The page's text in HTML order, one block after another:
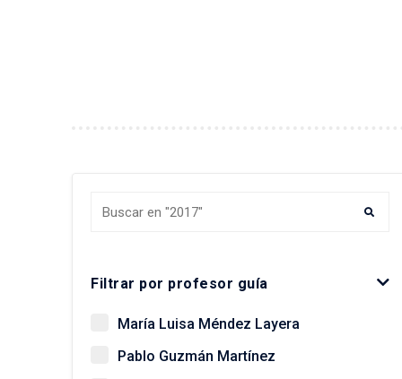
Filtrar por profesor guía
María Luisa Méndez Layera
Pablo Guzmán Martínez